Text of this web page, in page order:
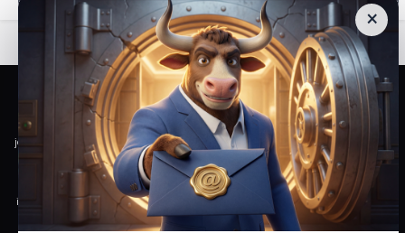
×
Veškeré informace a materiály zveřejněné na internetových stránkách
Burzovního Světa vycházejí z veřejně dostupných a důvěryhodných zdrojů. Při
jejich zpracování je postupováno s odbornou péčí a cílem poskytovat čtenářům
objektivní, aktuální a srozumitelné informace. Obsah internetových stránek
slouží výhradně k informačním a vzdělávacím účelům. Nepředstavuje
individuální investiční doporučení, investiční poradenství ani nabídku či výzvu
ke koupi nebo prodeji konkrétních finančních nástrojů. Veškeré názory, odhady,